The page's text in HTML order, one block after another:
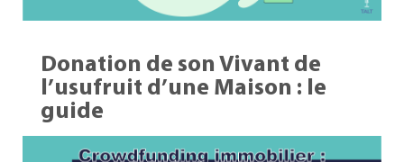
Donation de son Vivant de
l’usufruit d’une Maison : le
guide